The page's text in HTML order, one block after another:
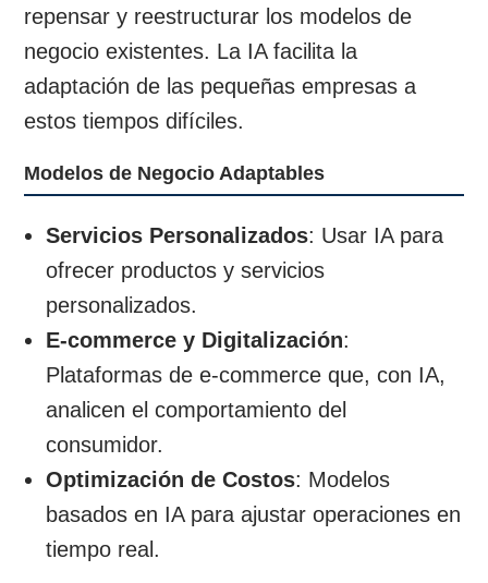
repensar y reestructurar los modelos de
negocio existentes. La IA facilita la
adaptación de las pequeñas empresas a
estos tiempos difíciles.
Modelos de Negocio Adaptables
Servicios Personalizados: Usar IA para
ofrecer productos y servicios
personalizados.
E-commerce y Digitalización:
Plataformas de e-commerce que, con IA,
analicen el comportamiento del
consumidor.
Optimización de Costos: Modelos
basados en IA para ajustar operaciones en
tiempo real.